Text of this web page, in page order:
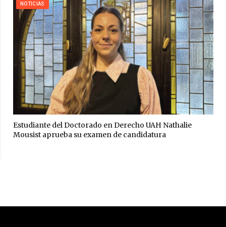
NOTICIAS
Estudiante del Doctorado en Derecho UAH Nathalie
Mousist aprueba su examen de candidatura